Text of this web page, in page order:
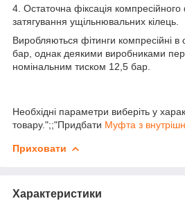
4. Остаточна фіксація
затягування ущільнювальних кілець.
Виробляються фітинги компресійні в
бар, однак деякими виробниками
номінальним тиском 12,5 бар.
Необхідні параметри виберіть у
товару.";;"Придбати Муфта з
Приховати
Характеристики